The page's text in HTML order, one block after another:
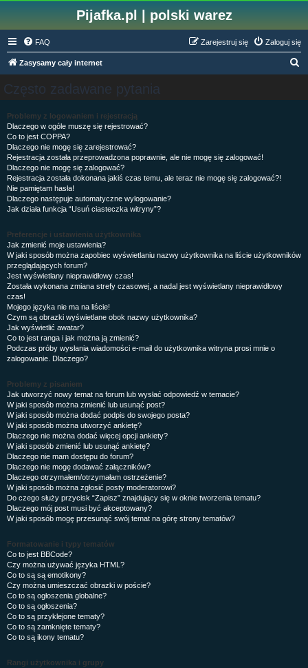
Pijafka.pl | polski warez
FAQ Zaloguj się
Zarejestruj się
Zasysamy cały internet
Często zadawane pytania
Problemy z logowaniem i rejestracją
Dlaczego w ogóle muszę się rejestrować?
Co to jest COPPA?
Dlaczego nie mogę się zarejestrować?
Rejestracja została przeprowadzona poprawnie, ale nie mogę się zalogować!
Dlaczego nie mogę się zalogować?
Rejestracja została dokonana jakiś czas temu, ale teraz nie mogę się zalogować?!
Nie pamiętam hasła!
Dlaczego następuje automatyczne wylogowanie?
Jak działa funkcja “Usuń ciasteczka witryny”?
Preferencje i ustawienia użytkownika
Jak zmienić moje ustawienia?
W jaki sposób można zapobiec wyświetlaniu nazwy użytkownika na liście użytkowników
przeglądających forum?
Jest wyświetlany nieprawidłowy czas!
Została wykonana zmiana strefy czasowej, a nadal jest wyświetlany nieprawidłowy
czas!
Mojego języka nie ma na liście!
Czym są obrazki wyświetlane obok nazwy użytkownika?
Jak wyświetlić awatar?
Co to jest ranga i jak można ją zmienić?
Podczas próby wysłania wiadomości e-mail do użytkownika witryna prosi mnie o
zalogowanie. Dlaczego?
Problemy z pisaniem
Jak utworzyć nowy temat na forum lub wysłać odpowiedź w temacie?
W jaki sposób można zmienić lub usunąć post?
W jaki sposób można dodać podpis do swojego posta?
W jaki sposób można utworzyć ankietę?
Dlaczego nie można dodać więcej opcji ankiety?
W jaki sposób zmienić lub usunąć ankietę?
Dlaczego nie mam dostępu do forum?
Dlaczego nie mogę dodawać załączników?
Dlaczego otrzymałem/otrzymałam ostrzeżenie?
W jaki sposób można zgłosić posty moderatorowi?
Do czego służy przycisk “Zapisz” znajdujący się w oknie tworzenia tematu?
Dlaczego mój post musi być akceptowany?
W jaki sposób mogę przesunąć swój temat na górę strony tematów?
Formatowanie i typy tematów
Co to jest BBCode?
Czy można używać języka HTML?
Co to są są emotikony?
Czy można umieszczać obrazki w poście?
Co to są ogłoszenia globalne?
Co to są ogłoszenia?
Co to są przyklejone tematy?
Co to są zamknięte tematy?
Co to są ikony tematu?
Rangi użytkownika i grupy